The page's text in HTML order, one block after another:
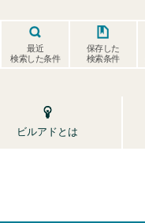
最近
検索した条件
保存した
検索条件
ビルアドとは